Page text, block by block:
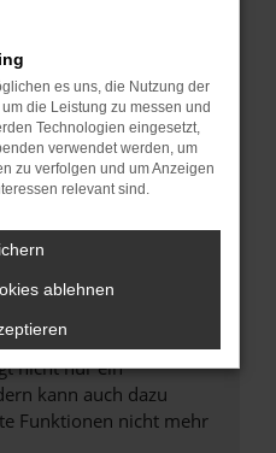
wie Werbeblocker,
Seiten
die Seite in einem
in einem privaten
vorübergehende
Browser und dein
nicht nur ein
kann auch dazu
Funktionen nicht mehr
es uns, die Nutzung der
die Leistung zu messen und
Technologien eingesetzt,
verwendet werden, um
zu verfolgen und um Anzeigen
relevant sind.
ablehnen